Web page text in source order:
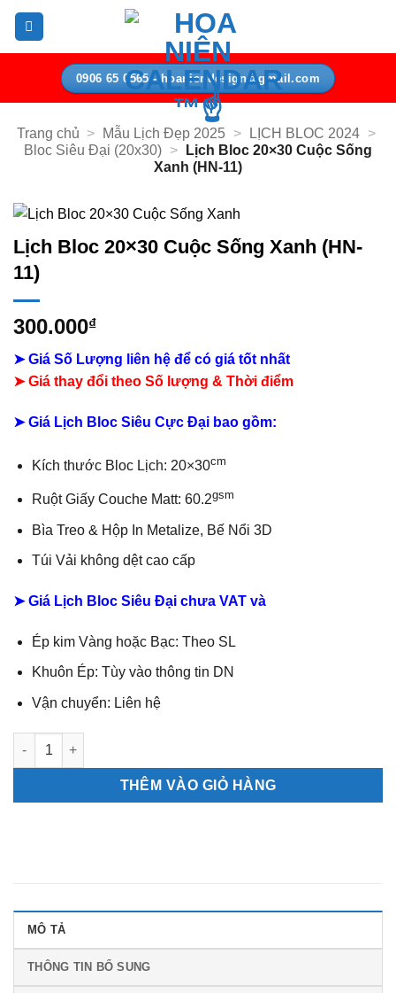
Bỏ
nội
0906 65 0565 - hoaniendesign@gmail.com
Trang chủ > Mẫu Lịch Đẹp 2025 > LỊCH BLOC 2024
>
Bloc Siêu Đại (20x30) >
Lịch Bloc 20×30 Cuộc Sống
Xanh (HN-11)
Lịch Bloc 20×30 Cuộc Sống Xanh (HN-
11)
300.000₫
➤ Giá Số Lượng liên hệ để có giá tốt nhất
➤ Giá thay đổi theo Số lượng & Thời điểm
➤ Giá Lịch Bloc Siêu Cực Đại bao gồm:
Kích thước Bloc Lịch: 20×30cm
Ruột Giấy Couche Matt: 60.2gsm
Bìa Treo & Hộp In Metalize, Bế Nổi 3D
Túi Vải không dệt cao cấp
➤ Giá Lịch Bloc Siêu Đại chưa VAT và
Ép kim Vàng hoặc Bạc: Theo SL
Khuôn Ép: Tùy vào thông tin DN
Vận chuyển: Liên hệ
Lịch Bloc 20×30 Cuộc Sống Xanh (HN-11) số lượng
THÊM VÀO GIỎ HÀNG
MÔ TẢ
THÔNG TIN BỔ SUNG